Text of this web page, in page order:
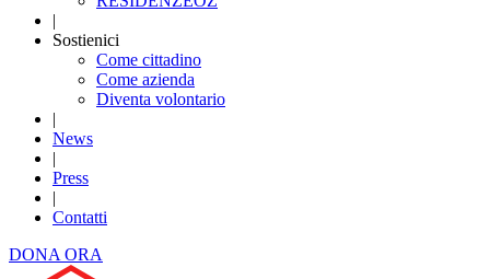
|
Sostienici
Come cittadino
Come azienda
Diventa volontario
|
News
|
Press
|
Contatti
DONA ORA